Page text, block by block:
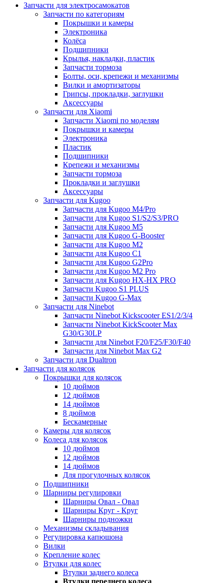
Запчасти для электросамокатов
Запчасти по категориям
Покрышки и камеры
Электроника
Колёса
Подшипники
Крылья, накладки, пластик
Запчасти тормоза
Болты, оси, крепежи и механизмы
Вилки и амортизаторы
Грипсы, прокладки, заглушки
Аксессуары
Запчасти для Xiaomi
Запчасти Xiaomi по моделям
Покрышки и камеры
Электроника
Пластик
Подшипники
Крепежи и механизмы
Запчасти тормоза
Прокладки и заглушки
Аксессуары
Запчасти для Kugoo
Запчасти для Kugoo M4/Pro
Запчасти для Kugoo S1/S2/S3/PRO
Запчасти для Kugoo M5
Запчасти для Kugoo G-Booster
Запчасти для Kugoo M2
Запчасти для Kugoo C1
Запчасти для Kugoo G2Pro
Запчасти для Kugoo M2 Pro
Запчасти для Kugoo HX-HX PRO
Запчасти Kugoo S1 PLUS
Запчасти Kugoo G-Max
Запчасти для Ninebot
Запчасти Ninebot Kickscooter ES1/2/3/4
Запчасти Ninebot KickScooter Max
G30/G30LP
Запчасти для Ninebot F20/F25/F30/F40
Запчасти для Ninebot Max G2
Запчасти для Dualtron
Запчасти для колясок
Покрышки для колясок
10 дюймов
12 дюймов
14 дюймов
8 дюймов
Бескамерные
Камеры для колясок
Колеса для колясок
10 дюймов
12 дюймов
14 дюймов
Для прогулочных колясок
Подшипники
Шарниры регулировки
Шарниры Овал - Овал
Шарниры Круг - Круг
Шарниры подножки
Механизмы складывания
Регулировка капюшона
Вилки
Крепление колес
Втулки для колес
Втулки заднего колеса
Втулки переднего колеса